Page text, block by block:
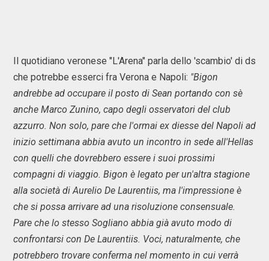
Il quotidiano veronese "L'Arena" parla dello 'scambio' di ds
che potrebbe esserci fra Verona e Napoli: "Bigon
andrebbe ad occupare il posto di Sean portando con sè
anche Marco Zunino, capo degli osservatori del club
azzurro. Non solo, pare che l'ormai ex diesse del Napoli ad
inizio settimana abbia avuto un incontro in sede all'Hellas
con quelli che dovrebbero essere i suoi prossimi
compagni di viaggio. Bigon è legato per un'altra stagione
alla società di Aurelio De Laurentiis, ma l'impressione è
che si possa arrivare ad una risoluzione consensuale.
Pare che lo stesso Sogliano abbia già avuto modo di
confrontarsi con De Laurentiis. Voci, naturalmente, che
potrebbero trovare conferma nel momento in cui verrà